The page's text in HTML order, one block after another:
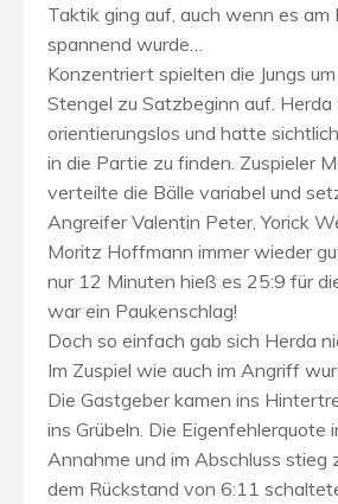
Taktik ging auf, auch wenn es am
spannend wurde…
Konzentriert spielten die Jungs
Stengel zu Satzbeginn auf.
orientierungslos und hatte
in die Partie zu finden. Zuspieler
verteilte die Bälle variabel und
Angreifer Valentin Peter, Yorick
Moritz Hoffmann immer wieder
nur 12 Minuten hieß es 25:9 für
war ein Paukenschlag!
Doch so einfach gab sich Herda
Im Zuspiel wie auch im Angriff
Die Gastgeber kamen ins
ins Grübeln. Die Eigenfehlerquote
Annahme und im Abschluss stieg
dem Rückstand von 6:11